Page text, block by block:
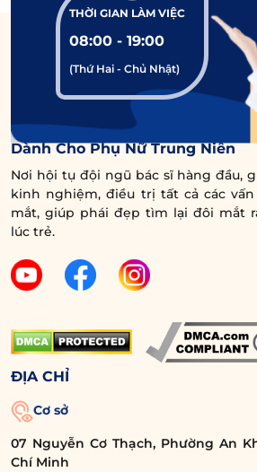
không để lại sẹo?
THỜI GIAN LÀM VIỆC
08:00 - 19:00
(Thứ Hai - Chủ Nhật)
Trung Tâm Chuyên Sâu Chống
Dành Cho Phụ Nữ Trung Niên
Nơi hội tụ đội ngũ bác sĩ hàng đầu,
kinh nghiệm, điều trị tất cả các
mắt, giúp phái đẹp tìm lại đôi mắt
lúc trẻ.
ĐỊA CHỈ
Cơ sở
07 Nguyễn Cơ Thạch, Phường An
Chí Minh